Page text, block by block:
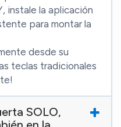
instale la aplicación
para montar la
desde su
teclas tradicionales
SOLO,